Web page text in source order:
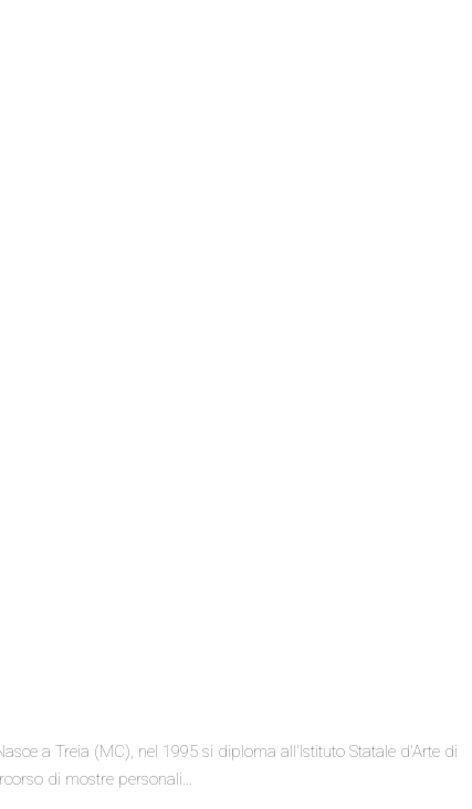
a Treia (MC), nel 1995 si diploma all'Istituto Statale d'Arte di
di mostre personali…